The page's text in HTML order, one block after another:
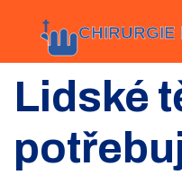
Lidské